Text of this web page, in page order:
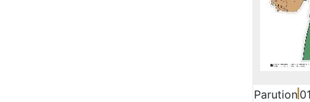
Parution